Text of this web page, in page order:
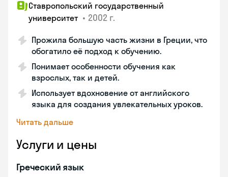
Ставропольский государственный
университет • 2002 г.
Прожила большую часть жизни в Греции, что
обогатило её подход к обучению.
Понимает особенности обучения как
взрослых, так и детей.
Использует вдохновение от английского
языка для создания увлекательных уроков.
Читать дальше
Услуги и цены
Греческий язык